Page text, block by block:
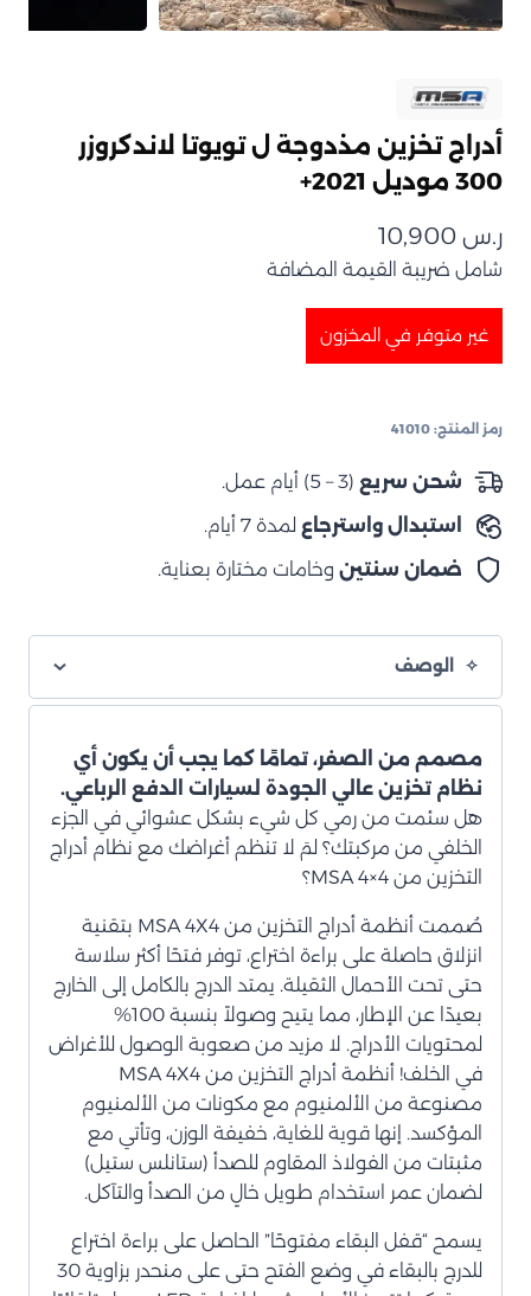
أدراج تخزين مذدوجة ل تويوتا لاندكروزر
300 موديل 2021+
ر.س
شامل ضريبة القيمة المضافة
غير متوفر في المخزون
رمز المنتج: 41010
شحن سريع (3 – 5) أيام عمل.
استبدال واسترجاع لمدة 7 أيام.
ضمان سنتين وخامات مختارة بعناية.
الوصف
مصمم من الصفر، تمامًا كما يجب أن يكون أي
نظام تخزين عالي الجودة لسيارات الدفع الرباعي.
هل سئمت من رمي كل شيء بشكل عشوائي في الجزء
الخلفي من مركبتك؟ لمَ لا تنظم أغراضك مع نظام أدراج
التخزين من MSA 4×4؟
صُممت أنظمة أدراج التخزين من MSA 4X4 بتقنية
انزلاق حاصلة على براءة اختراع، توفر فتحًا أكثر سلاسة
حتى تحت الأحمال الثقيلة. يمتد الدرج بالكامل إلى الخارج
بعيدًا عن الإطار، مما يتيح وصولاً بنسبة 100%
لمحتويات الأدراج. لا مزيد من صعوبة الوصول للأغراض
في الخلف! أنظمة أدراج التخزين من MSA 4X4
مصنوعة من الألمنيوم مع مكونات من الألمنيوم
المؤكسد. إنها قوية للغاية، خفيفة الوزن، وتأتي مع
مثبتات من الفولاذ المقاوم للصدأ (ستانلس ستيل)
لضمان عمر استخدام طويل خالٍ من الصدأ والتآكل.
يسمح “قفل البقاء مفتوحًا” الحاصل على براءة اختراع
للدرج بالبقاء في وضع الفتح حتى على منحدر بزاوية 30